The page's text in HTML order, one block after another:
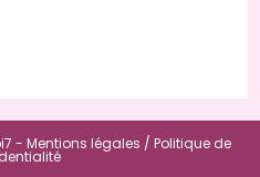
- Mentions légales / Politique de